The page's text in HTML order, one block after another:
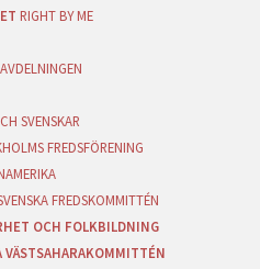
RIGHT BY ME
SVENSKAR
FREDSFÖRENING
FREDSKOMMITTÉN
OCH FOLKBILDNING
VÄSTSAHARAKOMMITTÉN